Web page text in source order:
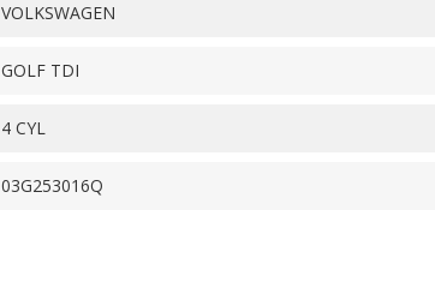
VOLKSWAGEN
GOLF TDI
4 CYL
03G253016Q